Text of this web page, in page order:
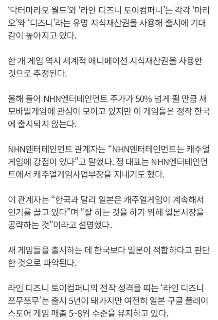
‘닥터마리오 월드’와 ‘라인 디즈니 토이컴퍼니’는 각각 ‘마리
오’와 ‘디즈니’라는 유명 지식재산권을 사용해 출시에 기대
감이 높아지고 있다.
한 개 게임 역시 세계적 애니메이션 지식재산권을 사용한
것으로 추정된다.
올해 들어 NHN엔터테인먼트 주가가 50% 넘게 뛸 만큼 새
모바일게임에 관심이 모이고 있지만 이 게임들은 정작 한국
에 출시되지 않는다.
NHN엔터테인먼트 관계자는 “NHN엔터테인먼트는 캐주얼
게임에 강점이 있다”고 말했다. 정 대표는 NHN엔터테인먼
트에서 캐주얼게임사업부장을 지내기도 했다.
이 관계자는 “한국과 달리 일본은 캐주얼게임이 계속해서
인기를 끌고 있다”며 “잘 하는 것을 하기 위해 일본시장을
공략하는 것”이라고 설명했다.
새 게임들을 출시하는 데 한국보다 일본이 적합하다고 판단
한 것으로 파악된다.
라인 디즈니 토이컴퍼니의 전작 성격을 띠는 ‘라인 디즈니
쯔무쯔무’는 출시 5년이 돼가지만 여전히 일본 구글 플레이
스토어 게임 매출 5~8위 수준을 유지하고 있다.